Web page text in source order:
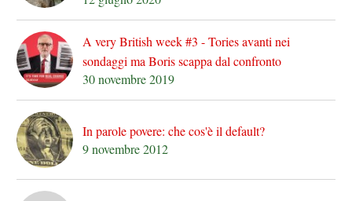
A very British week #3 - Tories avanti nei
sondaggi ma Boris scappa dal confronto
30 novembre 2019
In parole povere: che cos'è il default?
9 novembre 2012